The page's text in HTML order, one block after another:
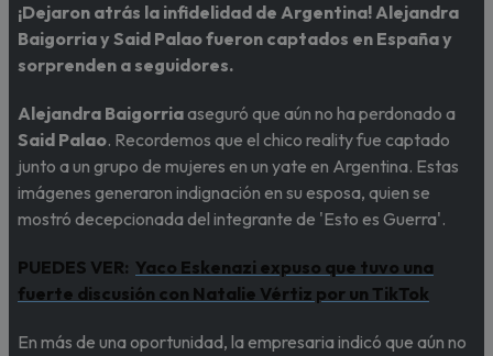
¡Dejaron atrás la infidelidad de Argentina! Alejandra
Baigorria y Said Palao fueron captados en España y
sorprenden a seguidores.
Alejandra Baigorriaaseguró que aún no ha perdonado a
Said Palao. Recordemos que el chico reality fue captado
junto a un grupo de mujeres en un yate en Argentina. Estas
imágenes generaron indignación en su esposa, quien se
mostró decepcionada del integrante de 'Esto es Guerra'.
PUEDES VER: Yaco Eskenazi expuso que tuvo una
fuerte discusión con Natalie Vértiz por un TikTok
En más de una oportunidad, la empresaria indicó que aún no